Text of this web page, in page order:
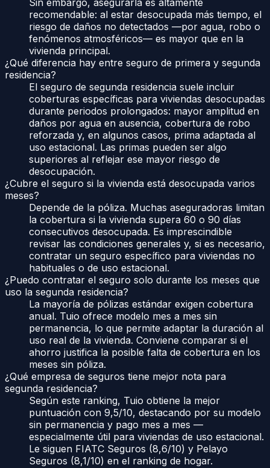
Sin embargo, asegurarla es altamente
recomendable: al estar desocupada más tiempo, el
riesgo de daños no detectados —por agua, robo o
fenómenos atmosféricos— es mayor que en la
vivienda principal.
¿Qué diferencia hay entre seguro de primera y segunda
residencia?
El seguro de segunda residencia suele incluir
coberturas específicas para viviendas desocupadas
durante periodos prolongados: mayor amplitud en
daños por agua en ausencia, cobertura de robo
reforzada y, en algunos casos, prima adaptada al
uso estacional. Las primas pueden ser algo
superiores al reflejar ese mayor riesgo de
desocupación.
¿Cubre el seguro si la vivienda está desocupada varios
meses?
Depende de la póliza. Muchas aseguradoras limitan
la cobertura si la vivienda supera 60 o 90 días
consecutivos desocupada. Es imprescindible
revisar las condiciones generales y, si es necesario,
contratar un seguro específico para viviendas no
habituales o de uso estacional.
¿Puedo contratar el seguro solo durante los meses que
uso la segunda residencia?
La mayoría de pólizas estándar exigen cobertura
anual. Tuio ofrece modelo mes a mes sin
permanencia, lo que permite adaptar la duración al
uso real de la vivienda. Conviene comparar si el
ahorro justifica la posible falta de cobertura en los
meses sin póliza.
¿Qué empresa de seguros tiene mejor nota para
segunda residencia?
Según este ranking, Tuio obtiene la mejor
puntuación con 9,5/10, destacando por su modelo
sin permanencia y pago mes a mes —
especialmente útil para viviendas de uso estacional.
Le siguen FIATC Seguros (8,6/10) y Pelayo
Seguros (8,1/10) en el ranking de hogar.